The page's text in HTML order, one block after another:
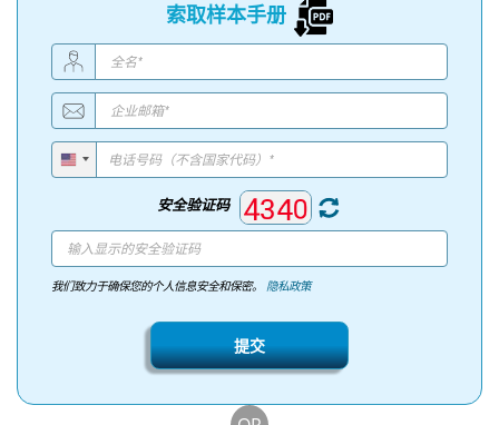
索取样本手册
安全验证码
我们致力于确保您的个人信息安全和保密。 隐私政策
提交